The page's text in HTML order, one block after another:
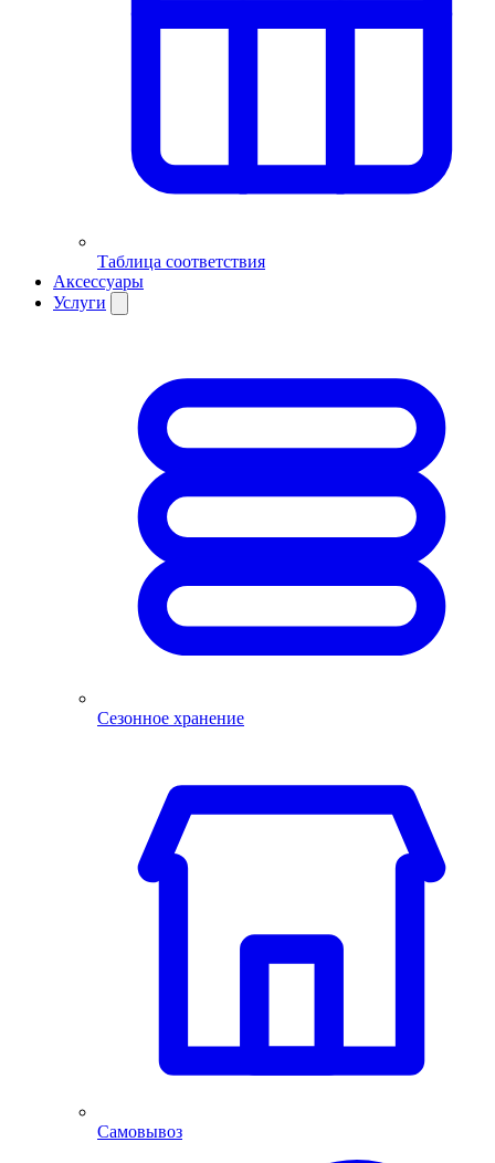
Таблица соответствия
Аксессуары
Услуги
Сезонное хранение
Самовывоз